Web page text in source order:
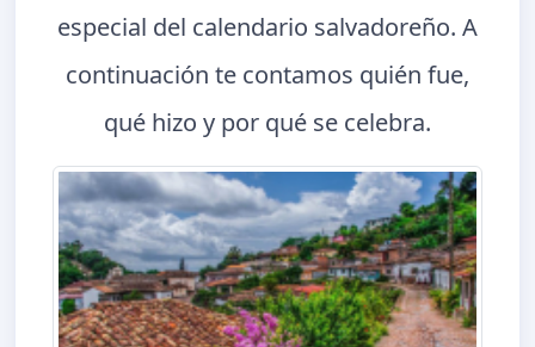
especial del calendario salvadoreño. A
continuación te contamos quién fue,
qué hizo y por qué se celebra.